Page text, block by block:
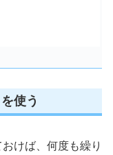
使う
けば、何度も繰り